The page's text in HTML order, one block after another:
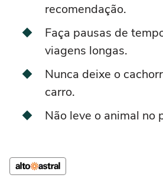
recomendação.
Faça pausas de
viagens longas.
Nunca deixe o
carro.
Não leve o animal no